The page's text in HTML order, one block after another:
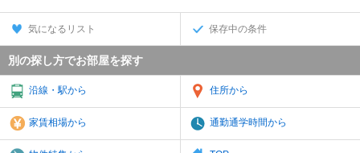
気になるリスト 保存中の条件
別の探し方でお部屋を探す
沿線・駅から 住所から
家賃相場から 通勤通学時間から